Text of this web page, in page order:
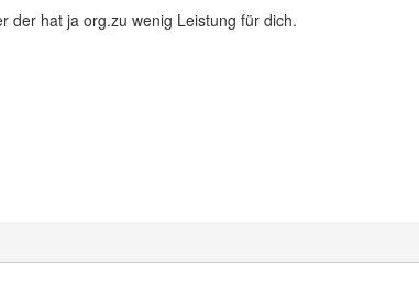
der hat ja org.zu wenig Leistung für dich.